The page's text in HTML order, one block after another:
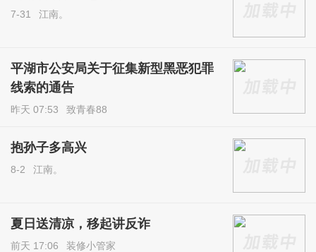
7-31 江南。
平湖市公安局关于征集新型黑恶犯罪
线索的通告
昨天 07:53 致青春88
抱孙子多高兴
8-2 江南。
夏日送清凉，移起讲反诈
前天 17:06 装修小管家